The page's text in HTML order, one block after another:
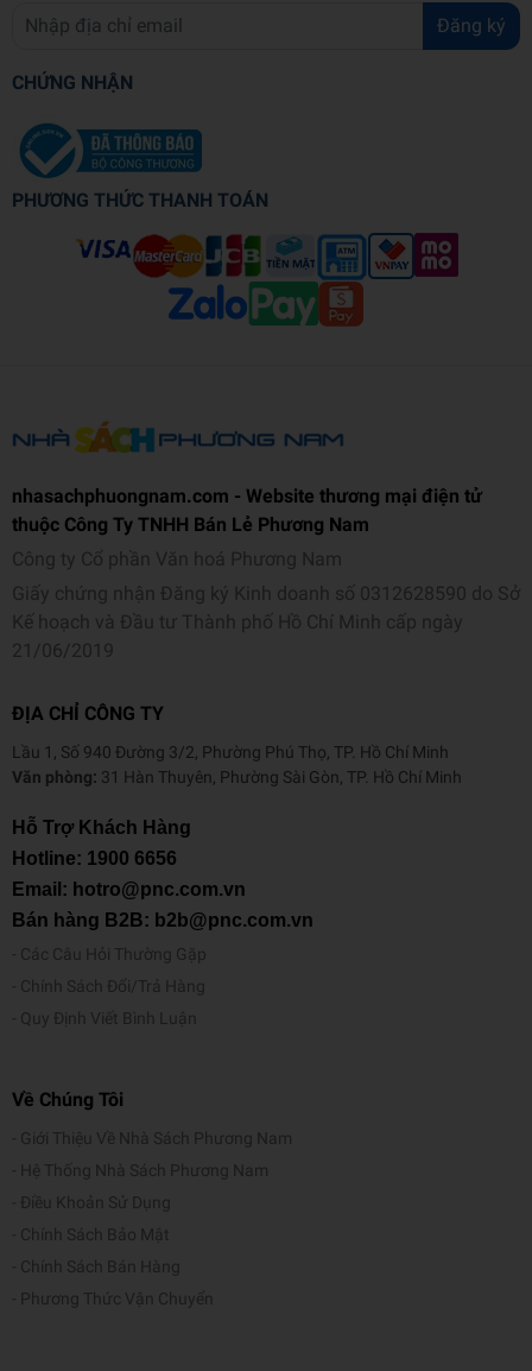
Thông tin chi tiết
Mã sản phẩm
Tác giả
NXB Văn Học
Năm XB 2026
Tiếng Việt
Số trang 264
Hình thức Bìa mềm
Đăng ký
CHỨNG NHẬN
PHƯƠNG THỨC THANH TOÁN
nhasachphuongnam.com - Website thương mại điện tử
thuộc Công Ty TNHH Bán Lẻ Phương Nam
Công ty Cổ phần Văn hoá Phương Nam
Giấy chứng nhận Đăng ký Kinh doanh số 0312628590 do Sở
Kế hoạch và Đầu tư Thành phố Hồ Chí Minh cấp ngày
21/06/2019
ĐỊA CHỈ CÔNG TY
Lầu 1, Số 940 Đường 3/2, Phường Phú Thọ, TP. Hồ Chí Minh
Văn phòng: 31 Hàn Thuyên, Phường Sài Gòn, TP. Hồ Chí Minh
Hỗ Trợ Khách Hàng
Hotline: 1900 6656
Email: hotro@pnc.com.vn
Bán hàng B2B: b2b@pnc.com.vn
Các Câu Hỏi Thường Gặp
Chính Sách Đổi/Trả Hàng
Quy Định Viết Bình Luận
Về Chúng Tôi
Giới Thiệu Về Nhà Sách Phương Nam
Hệ Thống Nhà Sách Phương Nam
Điều Khoản Sử Dụng
Chính Sách Bảo Mật
Chính Sách Bán Hàng
Phương Thức Vận Chuyển